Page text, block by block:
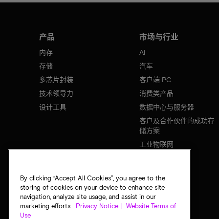
产品
内存
存储
多芯片封装
技术领导力
设计工具
市场与行业
AI
汽车
客户端 PC
消费类产品
数据中心与服务器
客户及合作伙伴的成功存
储方案
工业物联网
By clicking “Accept All Cookies”, you agree to the
storing of cookies on your device to enhance site
navigation, analyze site usage, and assist in our
marketing efforts.
Privacy Notice |
Website Terms of
Use